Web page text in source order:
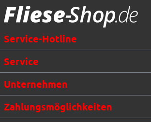
Service-Hotline
Service
Unternehmen
Zahlungsmöglichkeiten